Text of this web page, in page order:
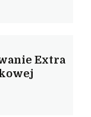
Extra